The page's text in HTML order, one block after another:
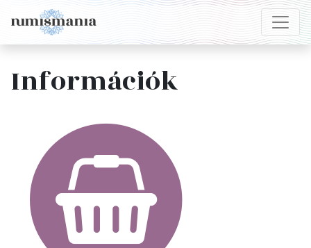
Információk